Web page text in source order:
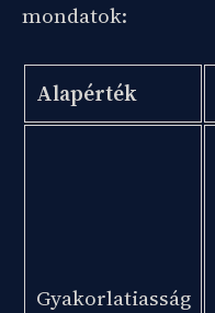
mondatok:
Alapérték
Gyakorlatiasság